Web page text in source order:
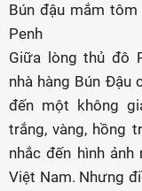
Bún đậu mắm
Penh
Giữa lòng thủ đô
nhà hàng Bún Đậu
đến một không
trắng, vàng, hồng
nhắc đến hình
Việt Nam. Nhưng